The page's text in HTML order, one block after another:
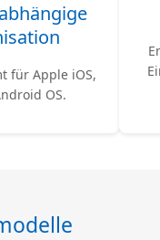
für Apple iOS,
OS.